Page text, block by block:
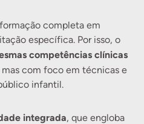
completa em
específica. Por isso, o
competências clínicas
mas com foco em técnicas e
infantil.
integrada, que engloba